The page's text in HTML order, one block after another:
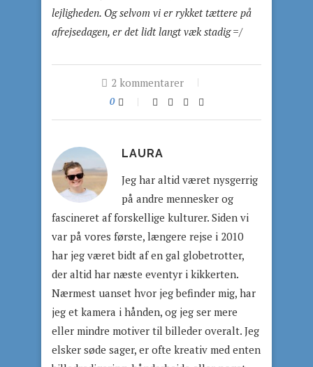
lejligheden. Og selvom vi er rykket tættere på
afrejsedagen, er det lidt langt væk stadig =/
2 kommentarer
0
LAURA
Jeg har altid været nysgerrig
på andre mennesker og
fascineret af forskellige kulturer. Siden vi
var på vores første, længere rejse i 2010
har jeg været bidt af en gal globetrotter,
der altid har næste eventyr i kikkerten.
Nærmest uanset hvor jeg befinder mig, har
jeg et kamera i hånden, og jeg ser mere
eller mindre motiver til billeder overalt. Jeg
elsker søde sager, er ofte kreativ med enten